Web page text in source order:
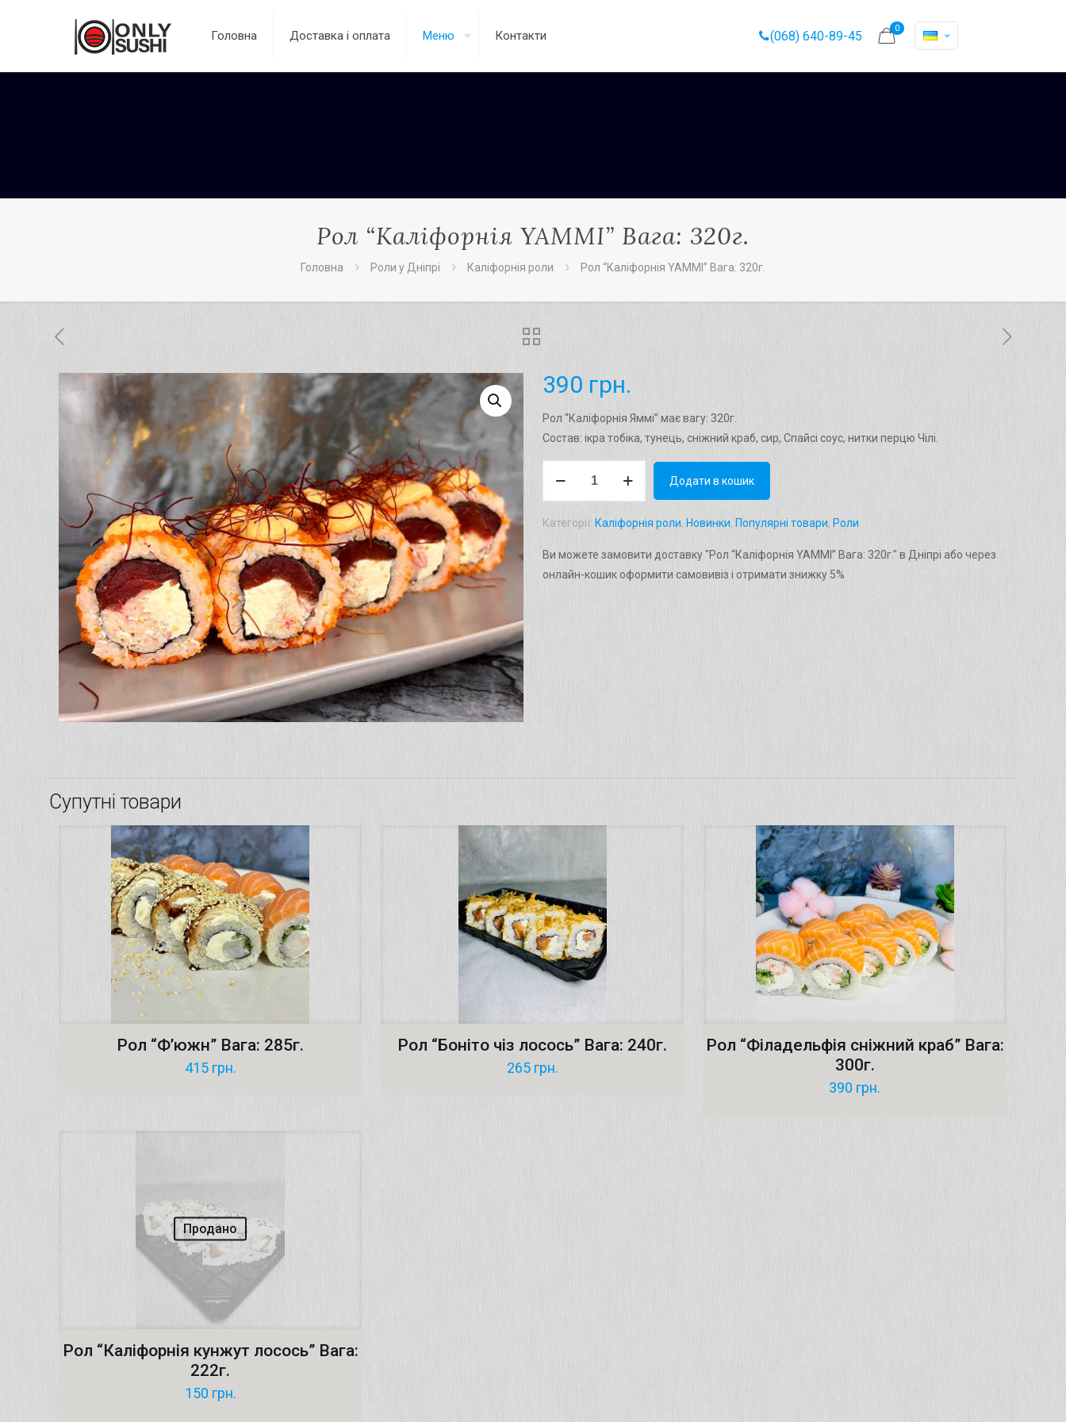
Головна Доставка і оплата Меню Контакти (068) 640-89-45
0
Рол “Каліфорнія YAMMI” Вага: 320г.
Головна Роли у Дніпрі Каліфорнія роли Рол “Каліфорнія YAMMI” Вага: 320г.
390 грн.
Рол “Каліфорнія Яммі” має вагу: 320г.
Состав: ікра тобіка, тунець, сніжний краб, сир, Спайсі соус, нитки перцю Чілі.
"Каліфорнія
Вага:
320г.
кількість
Додати в кошик
Категорії: Каліфорнія роли, Новинки, Популярні товари, Роли
Ви можете замовити доставку "Рол “Каліфорнія YAMMI” Вага: 320г." в Дніпрі або через
онлайн-кошик оформити самовивіз і отримати знижку 5%
Супутні товари
Рол “Ф’южн” Вага: 285г.
415 грн.
Рол “Боніто чіз лосось” Вага: 240г.
265 грн.
Рол “Філадельфія сніжний краб” Вага:
300г.
390 грн.
Продано
Рол “Каліфорнія кунжут лосось” Вага:
222г.
150 грн.